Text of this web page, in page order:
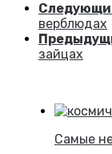
верблюдах
зайцах
Самые